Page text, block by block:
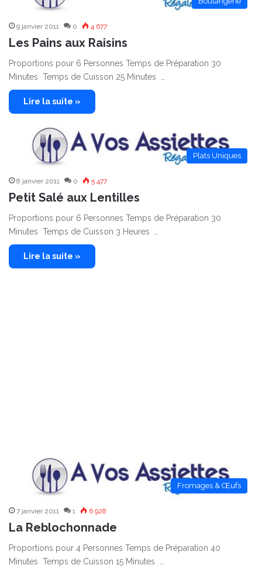
9 janvier 2011 0 4 677
Les Pains aux Raisins
Proportions pour 6 Personnes Temps de Préparation 30
Minutes Temps de Cuisson 25 Minutes …
Lire la suite »
Plats Uniques
8 janvier 2011 0 5 477
Petit Salé aux Lentilles
Proportions pour 6 Personnes Temps de Préparation 30
Minutes Temps de Cuisson 3 Heures …
Lire la suite »
Fromages & Œufs
7 janvier 2011 1 6 928
La Reblochonnade
Proportions pour 4 Personnes Temps de Préparation 40
Minutes Temps de Cuisson 15 Minutes …